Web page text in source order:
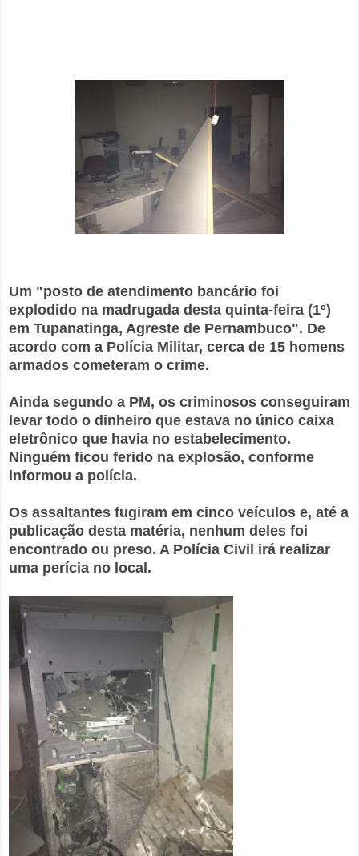
Um "posto de atendimento bancário foi
explodido na madrugada desta quinta-feira (1º)
em Tupanatinga, Agreste de Pernambuco". De
acordo com a Polícia Militar, cerca de 15 homens
armados cometeram o crime.
Ainda segundo a PM, os criminosos conseguiram
levar todo o dinheiro que estava no único caixa
eletrônico que havia no estabelecimento.
Ninguém ficou ferido na explosão, conforme
informou a polícia.
Os assaltantes fugiram em cinco veículos e, até a
publicação desta matéria, nenhum deles foi
encontrado ou preso. A Polícia Civil irá realizar
uma perícia no local.